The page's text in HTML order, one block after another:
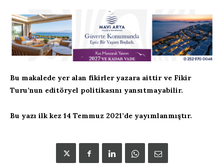
Bu makalede yer alan fikirler yazara aittir ve Fikir
Turu’nun editöryel politikasını yansıtmayabilir.
Bu yazı ilk kez 14 Temmuz 2021’de yayımlanmıştır.